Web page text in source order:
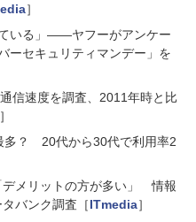
］
いる」――ヤフーがアンケー
ーセキュリティマンデー」を
信速度を調査、2011年時と比
］
多？ 20代から30代で利用率2
デメリットの方が多い」 情報
バンク調査［ITmedia］